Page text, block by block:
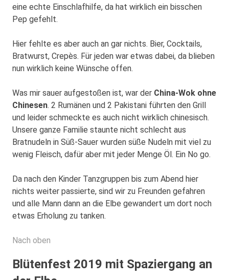
eine echte Einschlafhilfe, da hat wirklich ein bisschen
Pep gefehlt.
Hier fehlte es aber auch an gar nichts. Bier, Cocktails,
Bratwurst, Crepès. Für jeden war etwas dabei, da blieben
nun wirklich keine Wünsche offen.
Was mir sauer aufgestoßen ist, war der China-Wok ohne
Chinesen. 2 Rumänen und 2 Pakistani führten den Grill
und leider schmeckte es auch nicht wirklich chinesisch.
Unsere ganze Familie staunte nicht schlecht aus
Bratnudeln in Süß-Sauer wurden süße Nudeln mit viel zu
wenig Fleisch, dafür aber mit jeder Menge Öl. Ein No go.
Da nach den Kinder Tanzgruppen bis zum Abend hier
nichts weiter passierte, sind wir zu Freunden gefahren
und alle Mann dann an die Elbe gewandert um dort noch
etwas Erholung zu tanken.
Nach oben
Blütenfest 2019 mit Spaziergang an